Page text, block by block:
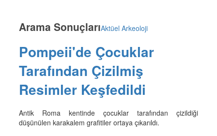
Arama SonuçlarıAktüel Arkeoloji
Pompeii'de Çocuklar
Tarafından Çizilmiş
Resimler Keşfedildi
Antik Roma kentinde çocuklar tarafından çizildiği
düşünülen karakalem grafitiler ortaya çıkarıldı.